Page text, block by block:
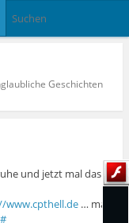
Geschichten
und jetzt mal das
www.cpthell.de … mal
#